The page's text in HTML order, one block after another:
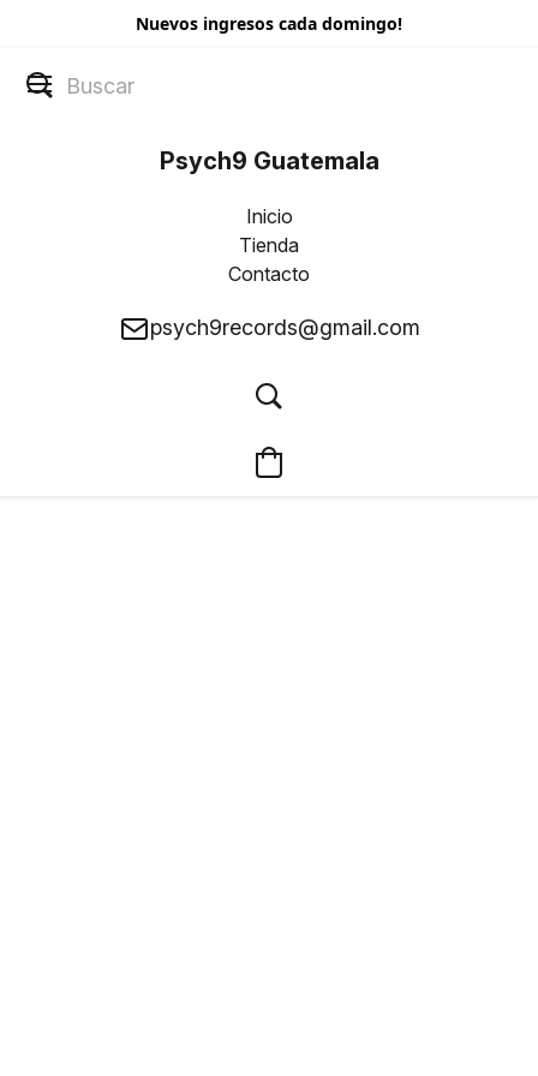
Nuevos ingresos cada domingo!
Psych9 Guatemala
Inicio
Tienda
Contacto
psych9records@gmail.com